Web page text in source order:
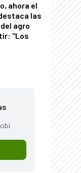
ahora el
las
agro
"Los